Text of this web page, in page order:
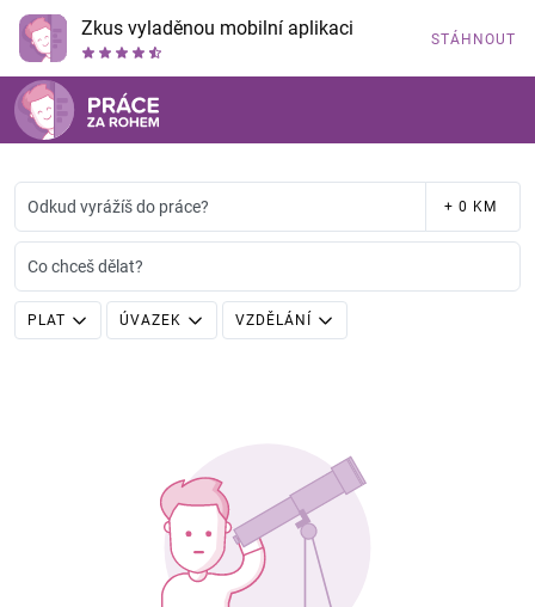
Zkus vyladěnou mobilní aplikaci STÁHNOUT
Odkud vyrážíš do práce? + 0 KM
Co chceš dělat?
PLAT ÚVAZEK VZDĚLÁNÍ